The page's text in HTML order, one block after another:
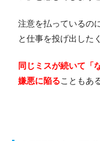
注意を払っているの
と仕事を投げ出した
同じミスが続いて「
嫌悪に陥ることもあ